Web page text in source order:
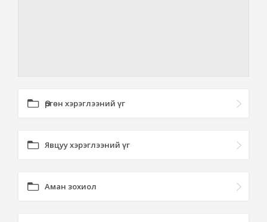
Өргөн хэрэглээний үг
Явцуу хэрэглээний үг
Аман зохиол